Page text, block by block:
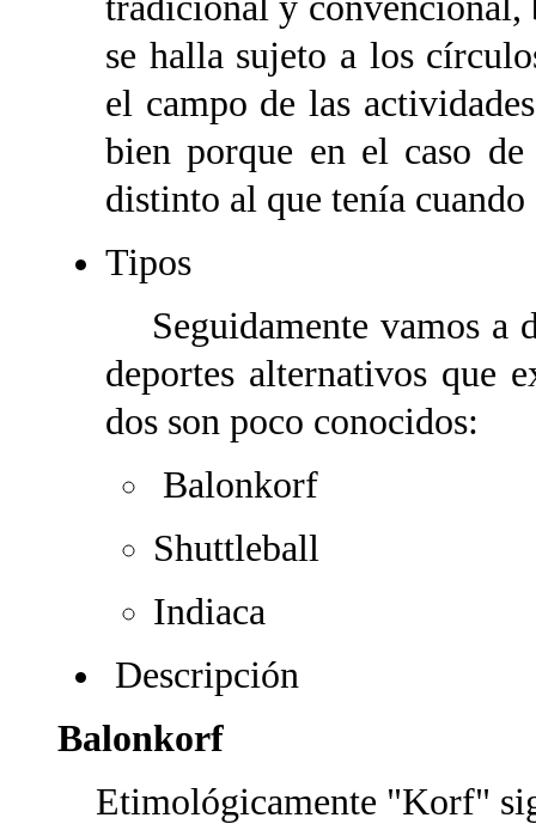
se halla sujeto a los
el campo de las
bien porque en el caso
distinto al que tenía cuando
Tipos
Seguidamente vamos a
deportes alternativos que
dos son poco conocidos:
Balonkorf
Shuttleball
Indiaca
Descripción
Balonkorf
Etimológicamente "Korf"